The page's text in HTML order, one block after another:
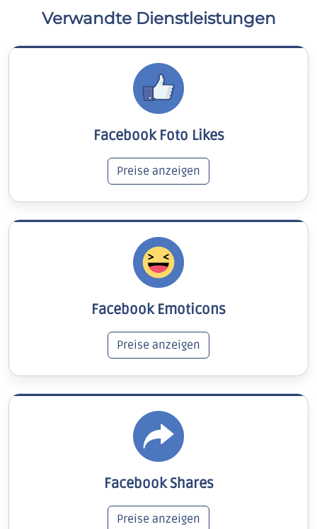
Verwandte Dienstleistungen
Facebook Foto Likes
Preise anzeigen
Facebook Emoticons
Preise anzeigen
Facebook Shares
Preise anzeigen